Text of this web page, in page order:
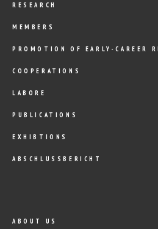
RESEARCH
MEMBERS
PROMOTION OF EARLY-CAREER
COOPERATIONS
LABORE
PUBLICATIONS
EXHIBTIONS
ABSCHLUSSBERICHT
ABOUT US